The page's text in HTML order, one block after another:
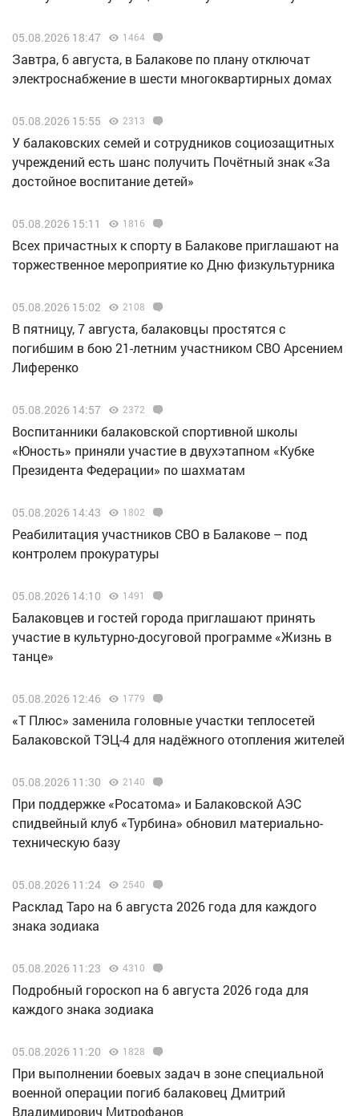
05.08.2026 18:47 1464
Завтра, 6 августа, в Балакове по плану отключат
электроснабжение в шести многоквартирных домах
05.08.2026 15:55 2313
У балаковских семей и сотрудников социозащитных
учреждений есть шанс получить Почётный знак «За
достойное воспитание детей»
05.08.2026 15:11 1816
Всех причастных к спорту в Балакове приглашают на
торжественное мероприятие ко Дню физкультурника
05.08.2026 15:02 2108
В пятницу, 7 августа, балаковцы простятся с
погибшим в бою 21-летним участником СВО Арсением
Лиференко
05.08.2026 14:57 2372
Воспитанники балаковской спортивной школы
«Юность» приняли участие в двухэтапном «Кубке
Президента Федерации» по шахматам
05.08.2026 14:43 1802
Реабилитация участников СВО в Балакове – под
контролем прокуратуры
05.08.2026 14:10 1491
Балаковцев и гостей города приглашают принять
участие в культурно-досуговой программе «Жизнь в
танце»
05.08.2026 12:46 1779
«Т Плюс» заменила головные участки теплосетей
Балаковской ТЭЦ-4 для надёжного отопления жителей
05.08.2026 11:30 2140
При поддержке «Росатома» и Балаковской АЭС
спидвейный клуб «Турбина» обновил материально-
техническую базу
05.08.2026 11:24 2540
Расклад Таро на 6 августа 2026 года для каждого
знака зодиака
05.08.2026 11:23 4310
Подробный гороскоп на 6 августа 2026 года для
каждого знака зодиака
05.08.2026 11:20 1828
При выполнении боевых задач в зоне специальной
военной операции погиб балаковец Дмитрий
Владимирович Митрофанов